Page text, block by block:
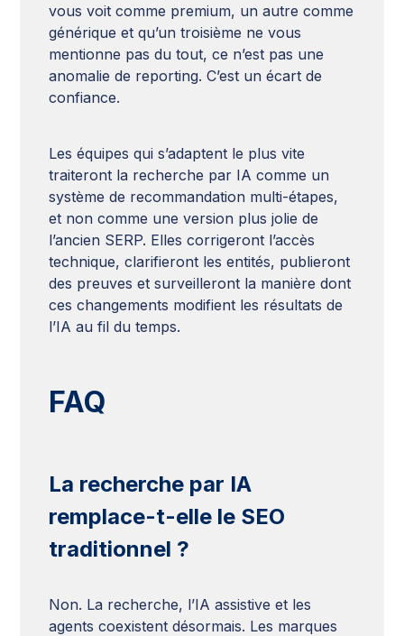
vous voit comme premium, un autre comme
générique et qu’un troisième ne vous
mentionne pas du tout, ce n’est pas une
anomalie de reporting. C’est un écart de
confiance.
Les équipes qui s’adaptent le plus vite
traiteront la recherche par IA comme un
système de recommandation multi-étapes,
et non comme une version plus jolie de
l’ancien SERP. Elles corrigeront l’accès
technique, clarifieront les entités, publieront
des preuves et surveilleront la manière dont
ces changements modifient les résultats de
l’IA au fil du temps.
FAQ
La recherche par IA
remplace-t-elle le SEO
traditionnel ?
Non. La recherche, l’IA assistive et les
agents coexistent désormais. Les marques